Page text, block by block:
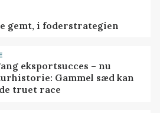
gemt, i foderstrategien
eksportsucces – nu
Gammel sæd kan
truet race